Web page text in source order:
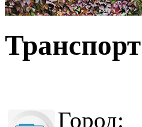
Транспорт
Город: